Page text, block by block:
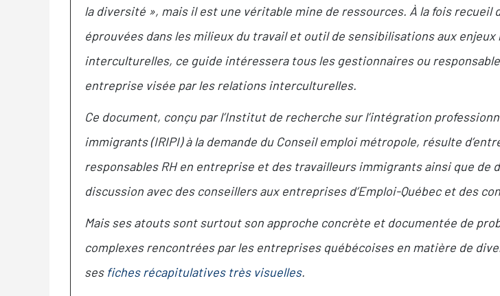
la diversité », mais il est une véritable mine de ressources. À la fois recueil
éprouvées dans les milieux du travail et outil de sensibilisations aux enjeux
interculturelles, ce guide intéressera tous les gestionnaires ou
entreprise visée par les relations interculturelles.
Ce document, conçu par l’Institut de recherche sur l’intégration
immigrants (IRIPI) à la demande du Conseil emploi métropole, résulte
responsables RH en entreprise et des travailleurs immigrants ainsi que de
discussion avec des conseillers aux entreprises d’Emploi-Québec et des
Mais ses atouts sont surtout son approche concrète et documentée de
complexes rencontrées par les entreprises québécoises en matière de
ses fiches récapitulatives très visuelles.